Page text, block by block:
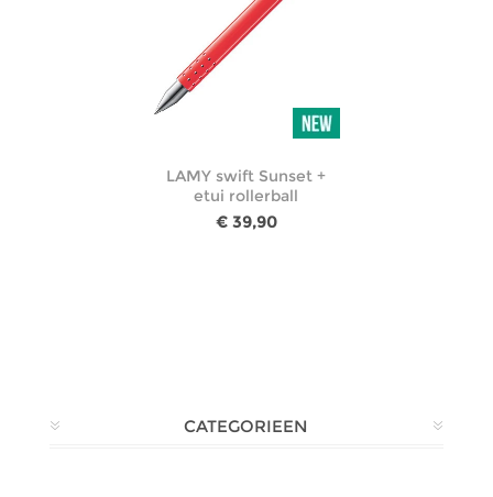
LAMY swift Sunset +
etui rollerball
€ 39,90
CATEGORIEEN